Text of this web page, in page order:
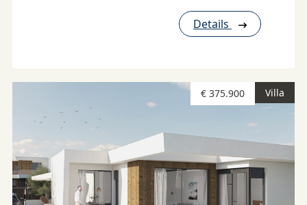
Details
Villa
€ 375.900